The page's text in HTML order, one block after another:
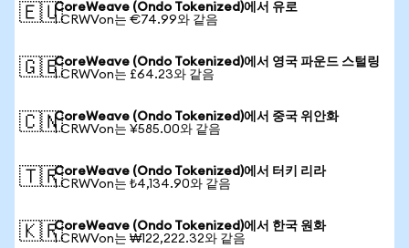
🇪🇺CoreWeave (Ondo Tokenized)에서 유로
1 CRWVon는 €74.99와 같음
🇬🇧CoreWeave (Ondo Tokenized)에서 영국 파운드 스털링
1 CRWVon는 £64.23와 같음
🇨🇳CoreWeave (Ondo Tokenized)에서 중국 위안화
1 CRWVon는 ¥585.00와 같음
🇹🇷CoreWeave (Ondo Tokenized)에서 터키 리라
1 CRWVon는 ₺4,134.90와 같음
🇰🇷CoreWeave (Ondo Tokenized)에서 한국 원화
1 CRWVon는 ₩122,222.32와 같음